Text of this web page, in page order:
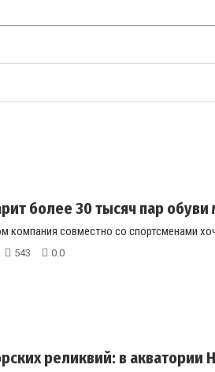
более 30 тысяч пар
компания совместно со спортсменами
543 0.0
реликвий: в